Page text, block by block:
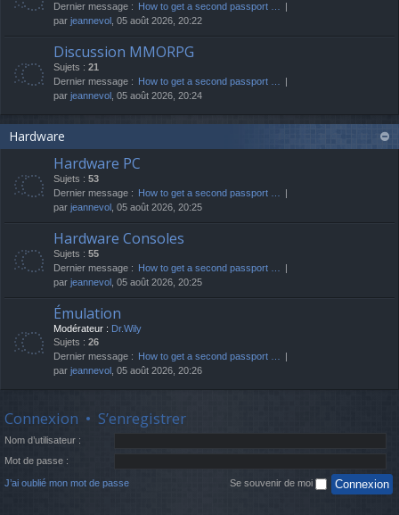
Dernier message : How to get a second passport …
par jeannevol , 05 août 2026, 20:22
Discussion MMORPG
Sujets : 21
Dernier message : How to get a second passport …
par jeannevol , 05 août 2026, 20:24
Hardware
Hardware PC
Sujets : 53
Dernier message : How to get a second passport …
par jeannevol , 05 août 2026, 20:25
Hardware Consoles
Sujets : 55
Dernier message : How to get a second passport …
par jeannevol , 05 août 2026, 20:25
Émulation
Modérateur : Dr.Wily
Sujets : 26
Dernier message : How to get a second passport …
par jeannevol , 05 août 2026, 20:26
Connexion • S’enregistrer
Nom d’utilisateur :
Mot de passe :
J’ai oublié mon mot de passe Se souvenir de moi